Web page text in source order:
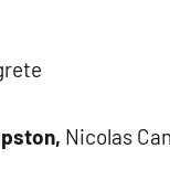
Nicolas